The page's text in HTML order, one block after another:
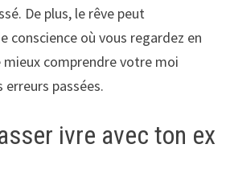
De plus, le rêve peut
conscience où vous regardez en
mieux comprendre votre moi
passées.
ivre avec ton ex